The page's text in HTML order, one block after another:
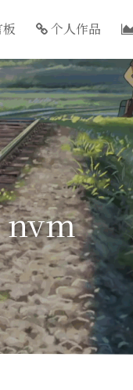
个人作品
nvm